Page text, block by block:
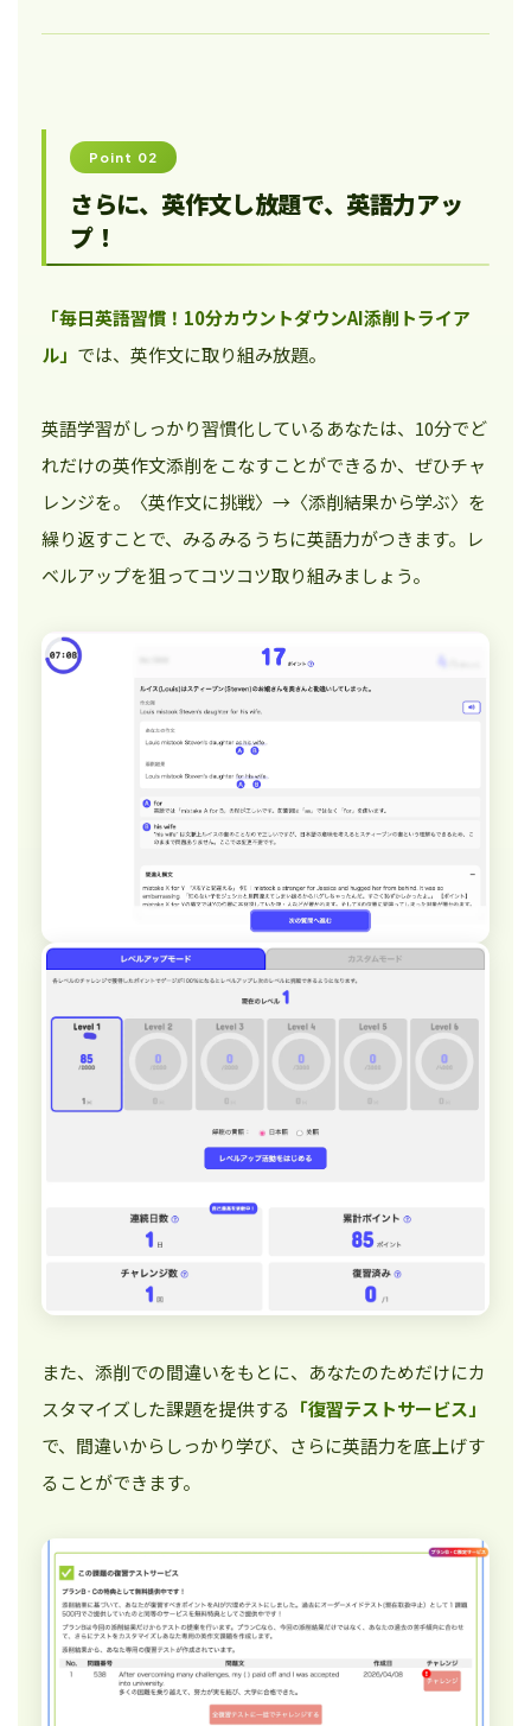
Point 02
さらに、英作文し放題で、英語力アッ
プ！
「毎日英語習慣！10分カウントダウンAI添削トライア
ル」 では、英作文に取り組み放題。
英語学習がしっかり習慣化しているあなたは、10分でど
れだけの英作文添削をこなすことができるか、ぜひチャ
レンジを。〈英作文に挑戦〉→〈添削結果から学ぶ〉を
繰り返すことで、みるみるうちに英語力がつきます。レ
ベルアップを狙ってコツコツ取り組みましょう。
また、添削での間違いをもとに、あなたのためだけにカ
スタマイズした課題を提供する 「復習テストサービス」
で、間違いからしっかり学び、さらに英語力を底上げす
ることができます。